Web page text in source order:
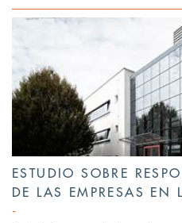
ESTUDIO SOBRE
DE LAS EMPRESAS EN